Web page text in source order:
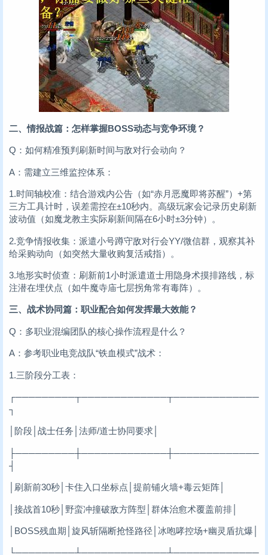
二、情报战篇：怎样掌握BOSS动态与竞争环境？
Q：如何精准预判刷新时间与敌对行会动向？
A：需建立三维监控体系：
1.时间轴校准：结合游戏内公告（如“赤月恶魔即将苏醒”）+第
三方工具计时，误差需控在±10秒内。高级玩家会记录历史刷新
波动值（如魔龙教主实际刷新间隔在6小时±3分钟）。
2.竞争情报收集：派遣小号蹲守敌对行会YY/微信群，观察其补
给采购动向（如突然大量收购复活戒指）。
3.地形实时侦查：刷新前1小时派遣道士用隐身术摸排路线，标
注潜在埋伏点（如牛魔寺庙七层拐角常有毒阵）。
三、战术协同篇：职业配合如何发挥最大效能？
Q：多职业混编团队的核心操作流程是什么？
A：参考职业电竞战队“铁血模式”战术：
1.三阶段分工表：
┌─────────┬─────────────┬─────────────
┐
│阶段│战士任务│法师/道士协同要求│
├─────────┼─────────────┼─────────────
┤
│刷新前30秒│卡住入口坐标点│提前铺火墙+毒云矩阵│
│接战首10秒│野蛮冲撞破敌方阵型│群体治愈术覆盖前排│
│BOSS残血期│旋风斩隔断抢怪路径│冰咆哮控场+幽灵盾抗爆│
└─────────┴─────────────┴─────────────